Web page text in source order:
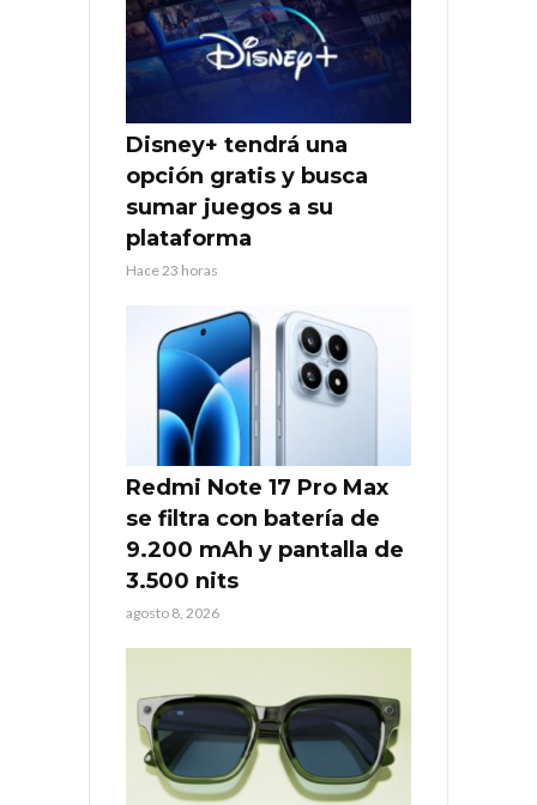
Disney+ tendrá una
opción gratis y busca
sumar juegos a su
plataforma
Hace 23 horas
Redmi Note 17 Pro Max
se filtra con batería de
9.200 mAh y pantalla de
3.500 nits
agosto 8, 2026